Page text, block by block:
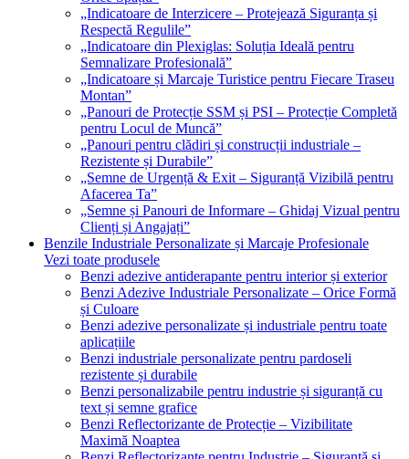
„Indicatoare de Interzicere – Protejează Siguranța și
Respectă Regulile”
„Indicatoare din Plexiglas: Soluția Ideală pentru
Semnalizare Profesională”
„Indicatoare și Marcaje Turistice pentru Fiecare Traseu
Montan”
„Panouri de Protecție SSM și PSI – Protecție Completă
pentru Locul de Muncă”
„Panouri pentru clădiri și construcții industriale –
Rezistente și Durabile”
„Semne de Urgență & Exit – Siguranță Vizibilă pentru
Afacerea Ta”
„Semne și Panouri de Informare – Ghidaj Vizual pentru
Clienți și Angajați”
Benzile Industriale Personalizate și Marcaje Profesionale
Vezi toate produsele
Benzi adezive antiderapante pentru interior și exterior
Benzi Adezive Industriale Personalizate – Orice Formă
și Culoare
Benzi adezive personalizate și industriale pentru toate
aplicațiile
Benzi industriale personalizate pentru pardoseli
rezistente și durabile
Benzi personalizabile pentru industrie și siguranță cu
text și semne grafice
Benzi Reflectorizante de Protecție – Vizibilitate
Maximă Noaptea